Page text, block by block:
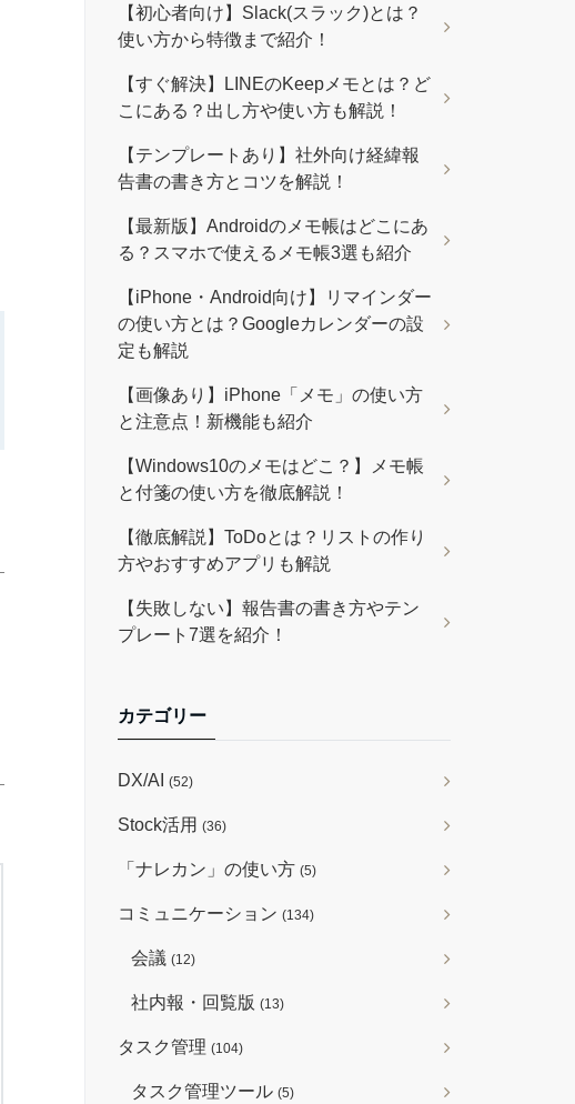
【初心者向け】Slack(スラック)とは？
使い方から特徴まで紹介！
【すぐ解決】LINEのKeepメモとは？ど
こにある？出し方や使い方も解説！
【テンプレートあり】社外向け経緯報
告書の書き方とコツを解説！
【最新版】Androidのメモ帳はどこにあ
る？スマホで使えるメモ帳3選も紹介
【iPhone・Android向け】リマインダー
の使い方とは？Googleカレンダーの設
定も解説
【画像あり】iPhone「メモ」の使い方
と注意点！新機能も紹介
【Windows10のメモはどこ？】メモ帳
と付箋の使い方を徹底解説！
【徹底解説】ToDoとは？リストの作り
方やおすすめアプリも解説
【失敗しない】報告書の書き方やテン
プレート7選を紹介！
カテゴリー
DX/AI (52)
Stock活用 (36)
「ナレカン」の使い方 (5)
コミュニケーション (134)
会議 (12)
社内報・回覧版 (13)
タスク管理 (104)
タスク管理ツール (5)